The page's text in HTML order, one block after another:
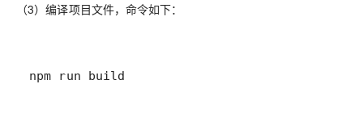
（3）编译项目文件，命令如下：
npm run build